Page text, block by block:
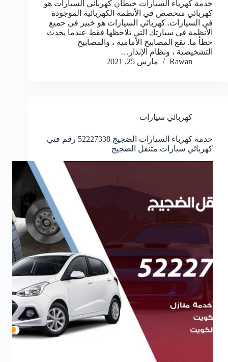
خدمة كهرباء السيارات خيطان كهربائي السيارات هو
كهربائي متخصص في الأنظمة الكهربائية الموجودة
في السيارات. كهربائي السيارات هو خبير في جميع
الأنظمة في سيارتك التي تلاحظها فقط عندما يحدث
خطأ ما. تقع المصابيح الأمامية ، والمصابيح
التشخيصية ، ونظام الإنذار…
Rawan
مارس 25, 2021
كهربائي سيارات
خدمة كهرباء السيارات الضجيج 52227338 رقم فني
كهربائي سيارات متنقل الضجيج